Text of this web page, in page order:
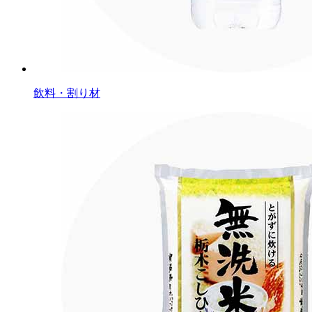
飲料・割り材